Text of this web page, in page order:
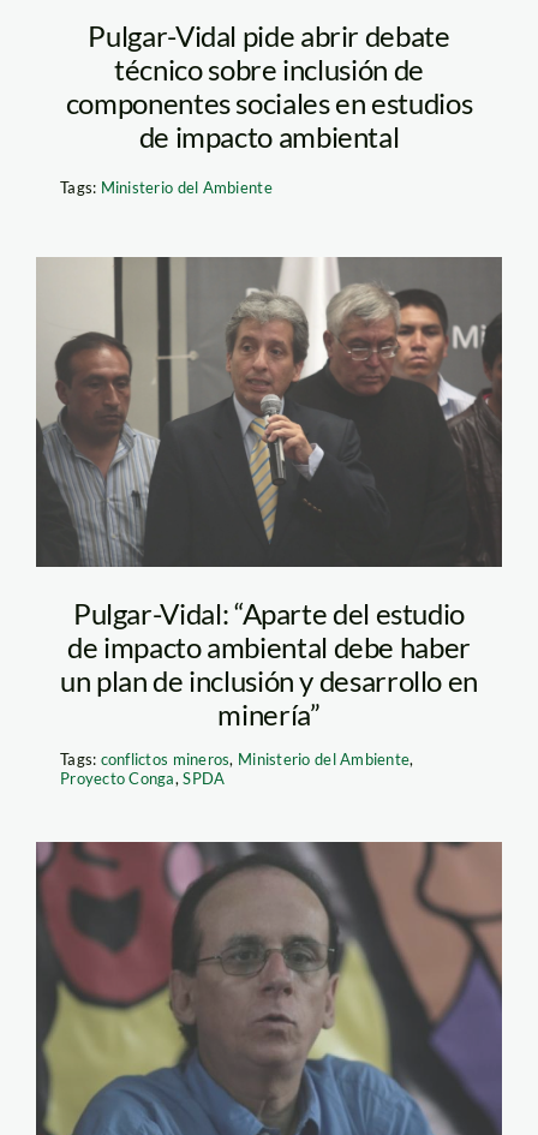
Pulgar-Vidal pide abrir debate
técnico sobre inclusión de
componentes sociales en estudios
de impacto ambiental
Tags: Ministerio del Ambiente
Manuel Pulgar_andina
Pulgar-Vidal: “Aparte del estudio
de impacto ambiental debe haber
un plan de inclusión y desarrollo en
minería”
Tags: conflictos mineros, Ministerio del Ambiente,
Proyecto Conga,SPDA
jose_de_echave